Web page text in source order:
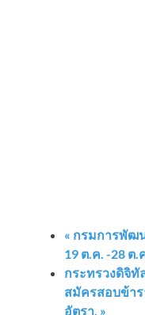
« กรมการพัฒ
19 ต.ค. -28 ต.
กระทรวงดิจิทั
สมัครสอบข้าร
อัตรา, »